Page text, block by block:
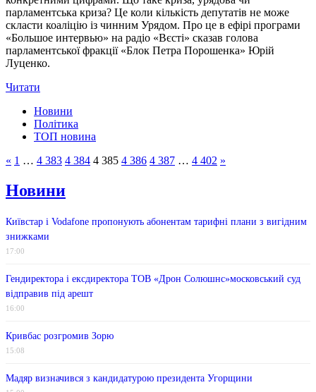
парламентська криза? Це коли кількість депутатів не може
скласти коаліцію із чинним Урядом. Про це в ефірі програми
«Большое интервью» на радіо «Вєсті» сказав голова
парламентської фракції «Блок Петра Порошенка» Юрій
Луценко.
Читати
Новини
Політика
ТОП новина
« 1 … 4 383 4 384 4 385 4 386 4 387 … 4 402 »
Новини
Київстар і Vodafone пропонують абонентам тарифні плани з вигідним
знижками
17:00
Гендиректора і ексдиректора ТОВ «Дрон Солюшнс»московський суд
відправив під арешт
16:00
Кривбас розгромив Зорю
15:08
Мадяр визначився з кандидатурою президента Угорщини